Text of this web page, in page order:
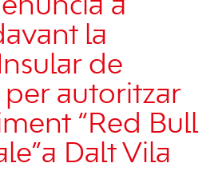
a
la
de
per autoritzar
“Red Bull
Dalt Vila